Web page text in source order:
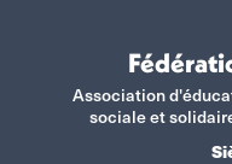
Association
sociale et